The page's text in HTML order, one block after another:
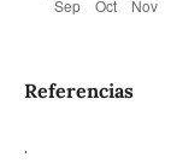
Referencias
.